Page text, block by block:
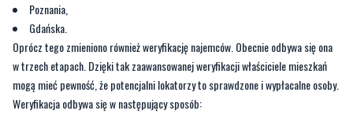
Wrocławia,
Krakowa,
Katowic,
Poznania,
Gdańska.
Oprócz tego zmieniono również weryfikację najemców. Obecnie odbywa się ona